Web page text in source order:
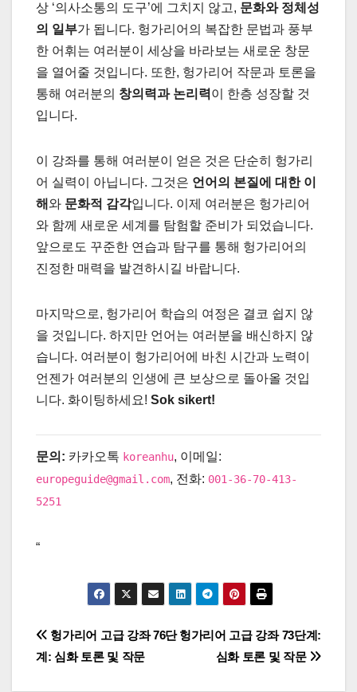
상 ‘의사소통의 도구’에 그치지 않고, 문화와 정체성
의 일부가 됩니다. 헝가리어의 복잡한 문법과 풍부
한 어휘는 여러분이 세상을 바라보는 새로운 창문
을 열어줄 것입니다. 또한, 헝가리어 작문과 토론을
통해 여러분의 창의력과 논리력 이 한층 성장할 것
입니다.
이 강좌를 통해 여러분이 얻은 것은 단순히 헝가리
어 실력이 아닙니다. 그것은 언어의 본질에 대한 이
해 와 문화적 감각입니다. 이제 여러분은 헝가리어
와 함께 새로운 세계를 탐험할 준비가 되었습니다.
앞으로도 꾸준한 연습과 탐구를 통해 헝가리어의
진정한 매력을 발견하시길 바랍니다.
마지막으로, 헝가리어 학습의 여정은 결코 쉽지 않
을 것입니다. 하지만 언어는 여러분을 배신하지 않
습니다. 여러분이 헝가리어에 바친 시간과 노력이
언젠가 여러분의 인생에 큰 보상으로 돌아올 것입
니다. 화이팅하세요! Sok sikert!
문의: 카카오톡 koreanhu, 이메일:
europeguide@gmail.com, 전화: 001-36-70-413-
5251
“
글
탐
헝가리어 고급 강좌 73단계:
심화 토론 및 작문
헝가리어 고급 강좌 76단
계: 심화 토론 및 작문